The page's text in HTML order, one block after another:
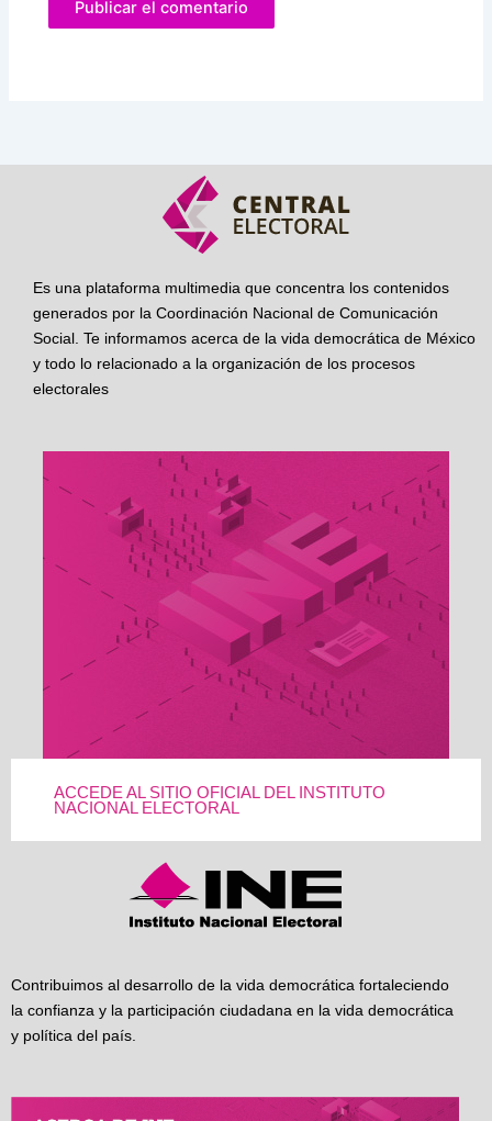
Es una plataforma multimedia que concentra los contenidos
generados por la Coordinación Nacional de Comunicación
Social. Te informamos acerca de la vida democrática de México
y todo lo relacionado a la organización de los procesos
electorales
ACCEDE AL SITIO OFICIAL DEL INSTITUTO
NACIONAL ELECTORAL
Contribuimos al desarrollo de la vida democrática fortaleciendo
la confianza y la participación ciudadana en la vida democrática
y política del país.